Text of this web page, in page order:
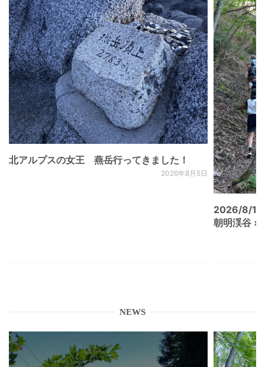
北アルプスの女王 燕岳行ってきました！
2026年8月5日
2026/8/
朝明渓谷 ×
NEWS